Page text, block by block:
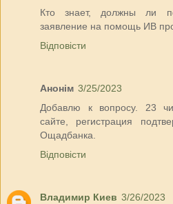
Кто знает, должны ли
заявление на помощь ИВ
Відповісти
Анонім 3/25/2023
Добавлю к вопросу. 23
сайте, регистрация
Ощадбанка.
Відповісти
Владимир Киев 3/26/2023